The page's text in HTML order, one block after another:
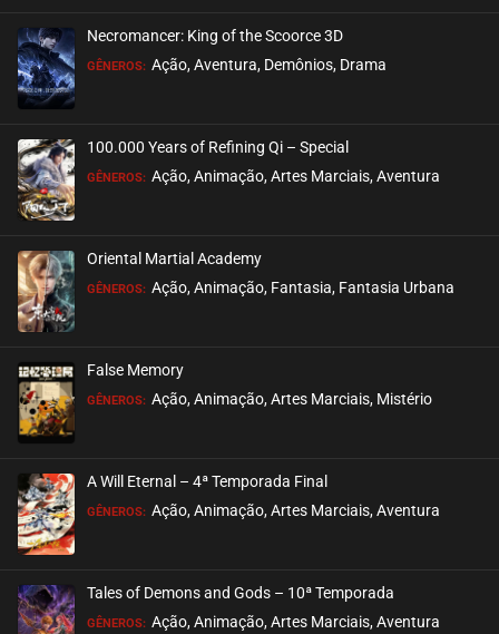
EPISÓDIO 02
maio 22, 2021
EPISÓDIO 01
maio 22, 2021
Necromancer: King of the Scoorce 3D
GÊNEROS: Ação, Aventura, Demônios, Drama
100.000 Years of Refining Qi – Special
GÊNEROS: Ação, Animação, Artes Marciais, Aventura
Oriental Martial Academy
GÊNEROS: Ação, Animação, Fantasia, Fantasia Urbana
False Memory
GÊNEROS: Ação, Animação, Artes Marciais, Mistério
A Will Eternal – 4ª Temporada Final
GÊNEROS: Ação, Animação, Artes Marciais, Aventura
Tales of Demons and Gods – 10ª Temporada
GÊNEROS: Ação, Animação, Artes Marciais, Aventura